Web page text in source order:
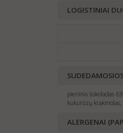
LOGISTINIAI
pieninis šokoladas
kukurūzų
ALERGENAI